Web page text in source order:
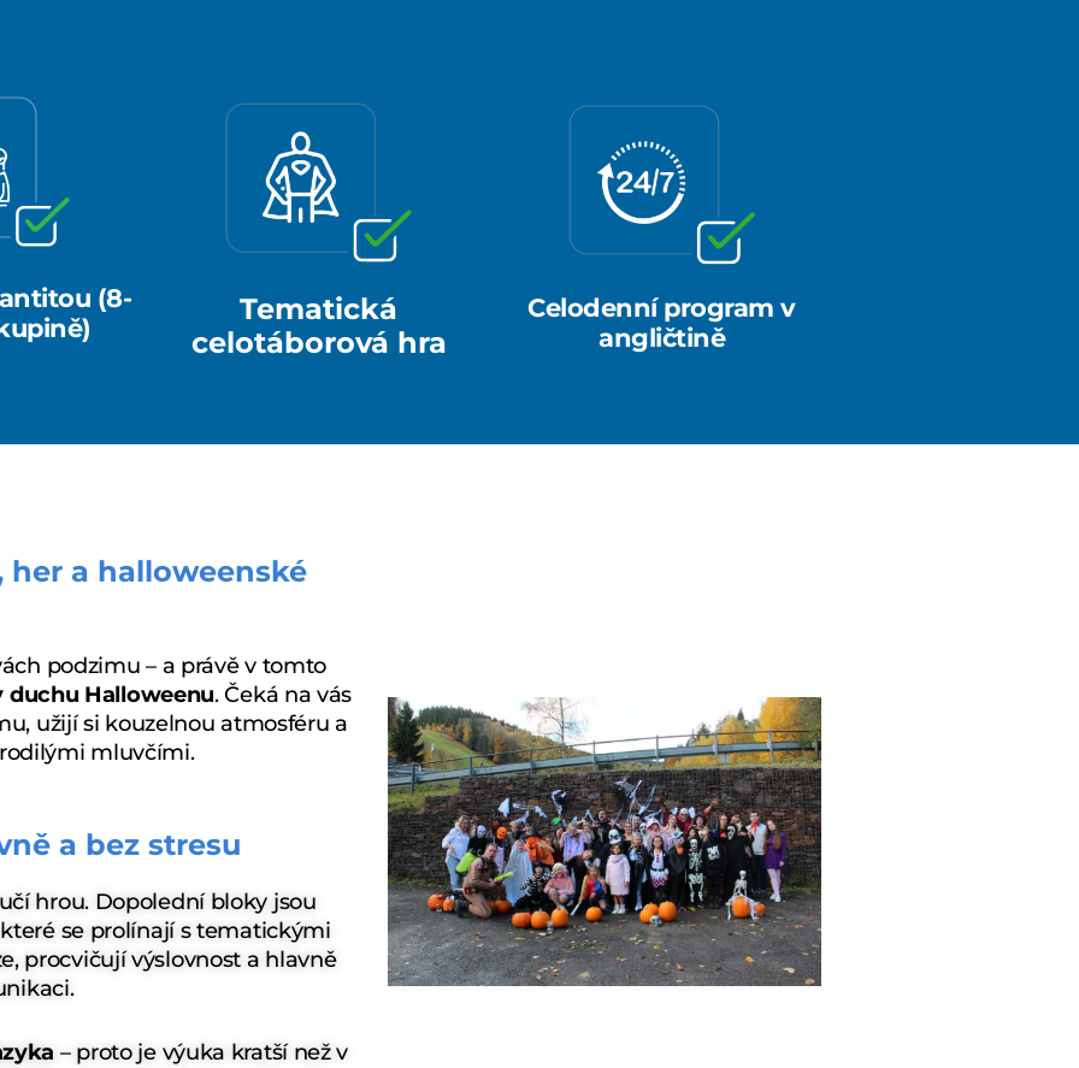
(8-
Tematická
celotáborová hra
Celodenní program v
angličtině
a halloweenské
podzimu – a právě v tomto
Halloweenu. Čeká na vás
užijí si kouzelnou atmosféru a
mluvčími.
a bez stresu
hrou. Dopolední bloky jsou
se prolínají s tematickými
procvičují výslovnost a hlavně
– proto je výuka kratší než v